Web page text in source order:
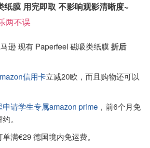
纸膜 用完即取 不影响观影清晰度~
两不误
逊 现有 Paperfeel 磁吸类纸膜折后
信用卡立减20欧，而且购物还可以
请学生专属amazon prime ，前6个月免
。
满€29 德国境内免运费。